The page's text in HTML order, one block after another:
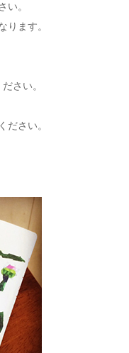
い。
ります。
さい。
ださい。